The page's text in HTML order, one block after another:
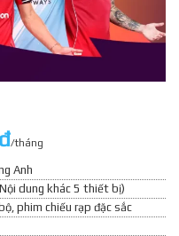
/tháng
Anh
dung khác 5 thiết bị)
phim chiếu rạp đặc sắc